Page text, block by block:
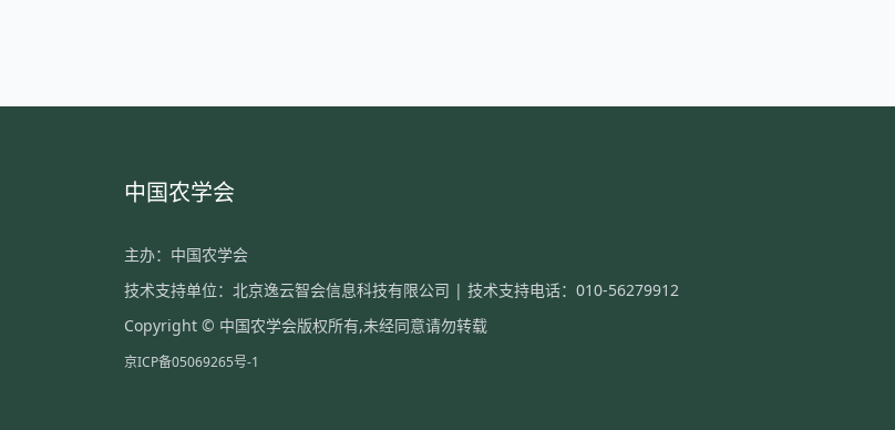
中国农学会
主办：中国农学会
技术支持单位：北京逸云智会信息科技有限公司 | 技术支持电话：010-56279912
Copyright © 中国农学会版权所有,未经同意请勿转载
京ICP备05069265号-1